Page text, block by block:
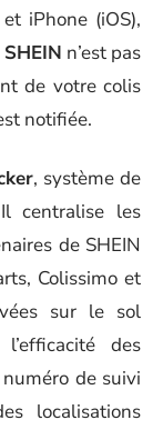
iPhone (iOS),
SHEIN n’est pas
de votre colis
notifiée.
, système de
centralise les
de SHEIN
Colissimo et
sur le sol
des
de suivi
localisations